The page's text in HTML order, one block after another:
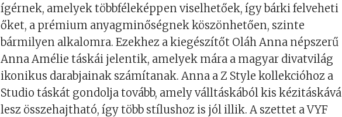
ígérnek, amelyek többféleképpen viselhetőek, így bárki felveheti
őket, a prémium anyagminőségnek köszönhetően, szinte
bármilyen alkalomra. Ezekhez a kiegészítőt Oláh Anna népszerű
Anna Amélie táskái jelentik, amelyek mára a magyar divatvilág
ikonikus darabjainak számítanak. Anna a Z Style kollekcióhoz a
Studio táskát gondolja tovább, amely válltáskából kis kézitáskává
lesz összehajtható, így több stílushoz is jól illik. A szettet a VYF